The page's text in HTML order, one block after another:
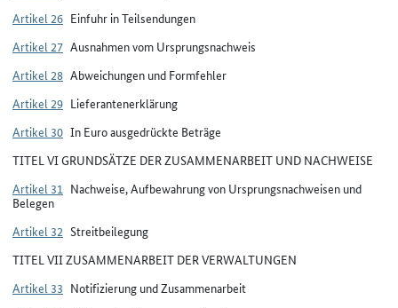
Artikel 26 Einfuhr in Teilsendungen
Artikel 27 Ausnahmen vom Ursprungsnachweis
Artikel 28 Abweichungen und Formfehler
Artikel 29 Lieferantenerklärung
Artikel 30 In Euro ausgedrückte Beträge
TITEL VI GRUNDSÄTZE DER ZUSAMMENARBEIT UND NACHWEISE
Artikel 31 Nachweise, Aufbewahrung von Ursprungsnachweisen und
Belegen
Artikel 32 Streitbeilegung
TITEL VII ZUSAMMENARBEIT DER VERWALTUNGEN
Artikel 33 Notifizierung und Zusammenarbeit